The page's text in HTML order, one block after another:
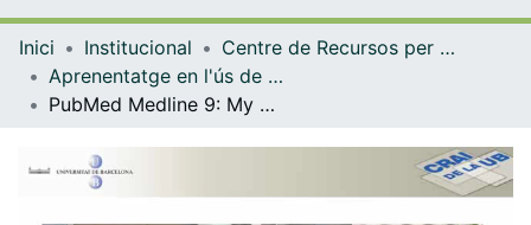
Navega per tot el DD
Contacte
Inici Institucional
Centre de Recursos per a l'Aprenentatge i la Investigació (CRAI-UB) - Institucional
Aprenentatge en l'ús de serveis i recursos d'informació: tutorials i guies (CRAI-UB)
PubMed Medline 9: My NCBI [vídeo]. Gener 2011